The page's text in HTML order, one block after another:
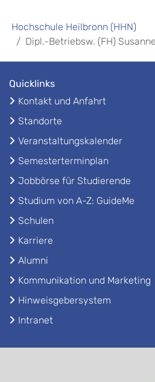
Hochschule Heilbronn (HHN)
Dipl.-Betriebsw. (FH)
Quicklinks
Kontakt und Anfahrt
Standorte
Veranstaltungskalender
Semesterterminplan
Jobbörse für Studierende
Studium von A-Z: GuideMe
Schulen
Karriere
Alumni
Kommunikation und Marketing
Hinweisgebersystem
Intranet